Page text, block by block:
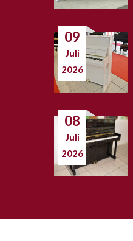
09
Juli
2026
08
Juli
2026